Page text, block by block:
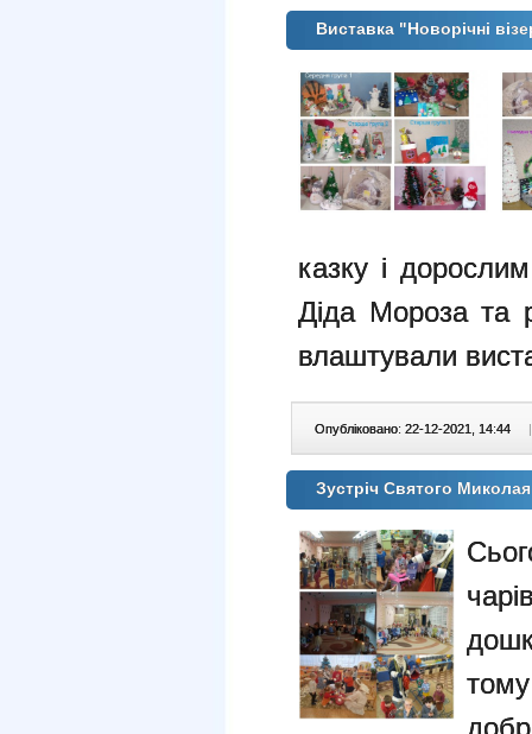
Виставка "Новорічні
казку і
Діда Мороза та
влаштували
Опубліковано: 22-12-2021, 14:44 |
Зустріч Святого Миколая